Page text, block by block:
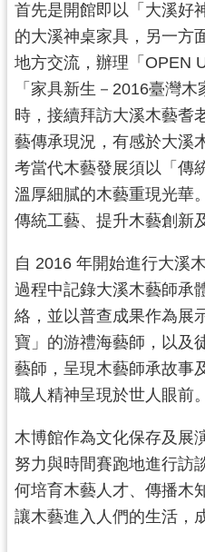
首先是開館即以「大溪好
的大溪神桌家具，另一方
地方交流，辦理「OPEN
「家具新生－2016臺灣
時，接續拜訪大溪木藝耆
藝傳承現況，有感於大溪
考當代木藝發展須以「傳
溫厚細膩的木藝重現光華
傳統工藝、提升木藝創新
自 2016 年開始進行大溪
過程中記錄大溪木藝師承
絡，並以普查成果作為展
寶」的游禮海藝師，以及
藝師，呈現木藝師承故事
職人精神呈現於世人眼前。
木博館作為文化保存及展
努力與時間賽跑地進行訪
何培育木藝人才、傳播木
讓木藝進入人們的生活，